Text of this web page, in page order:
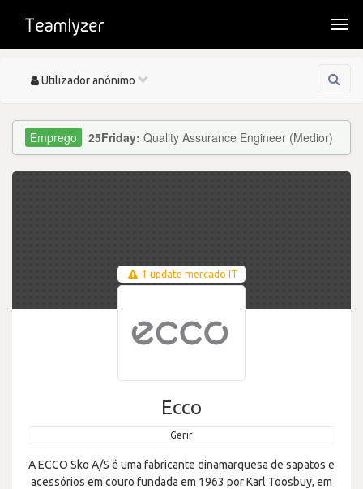
Toggle
Utilizador anónimo
25Friday: Quality Assurance Engineer (Medior)
1 update mercado IT
Ecco
Gerir
A ECCO Sko A/S é uma fabricante dinamarquesa de sapatos e
acessórios em couro fundada em 1963 por Karl Toosbuy, em